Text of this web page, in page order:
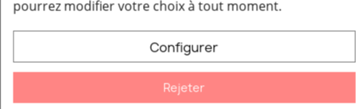
pourrez modifier votre choix à tout moment.
Configurer
Rejeter